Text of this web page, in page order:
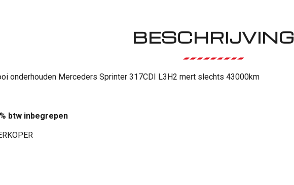
BESCHRIJVING
onderhouden Merceders Sprinter 317CDI L3H2 mert slechts 43000km
btw inbegrepen